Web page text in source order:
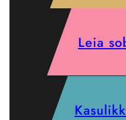
Leia